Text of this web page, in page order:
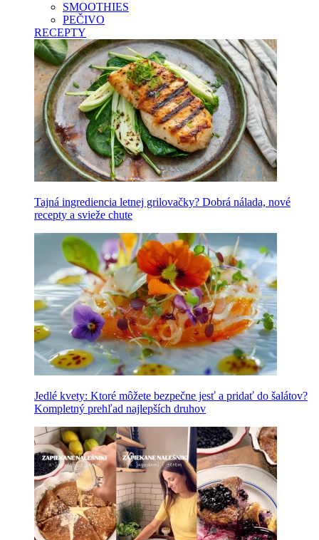
SMOOTHIES
PEČIVO
RECEPTY
Tajná ingrediencia letnej grilovačky? Dobrá nálada, nové
recepty a svieže chute
Jedlé kvety: Ktoré môžete bezpečne jesť a pridať do šalátov?
Kompletný prehľad najlepších druhov